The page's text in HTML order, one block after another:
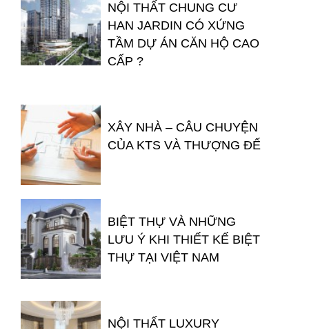
NỘI THẤT CHUNG CƯ
HAN JARDIN CÓ XỨNG
TẦM DỰ ÁN CĂN HỘ CAO
CẤP ?
XÂY NHÀ – CÂU CHUYỆN
CỦA KTS VÀ THƯỢNG ĐẾ
BIỆT THỰ VÀ NHỮNG
LƯU Ý KHI THIẾT KẾ BIỆT
THỰ TẠI VIỆT NAM
NỘI THẤT LUXURY